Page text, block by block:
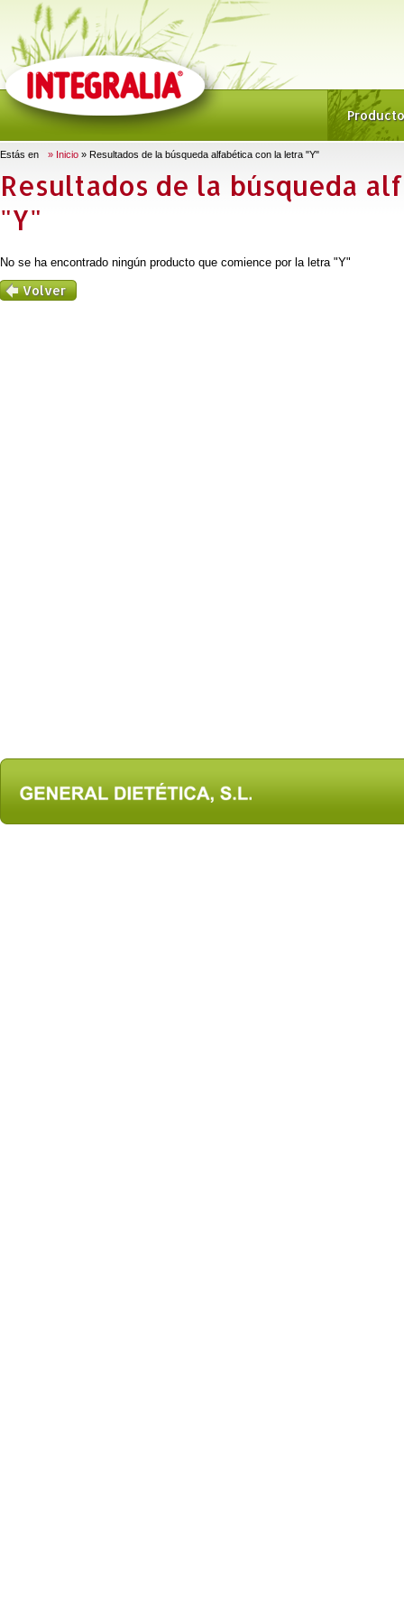
Estás en » Inicio » Resultados de la búsqueda alfabética con la letra "Y"
Resultados de la búsqueda
"Y"
No se ha encontrado ningún producto que comience por la letra "Y"
Volver